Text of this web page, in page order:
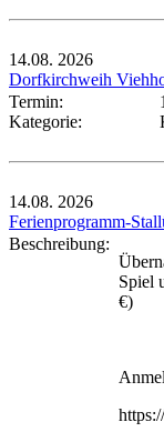
14.08. 2026
Dorfkirchweih
Termin:
Kategorie:
14.08. 2026
Ferienprogramm-
Beschreibung:
Spiel
€)